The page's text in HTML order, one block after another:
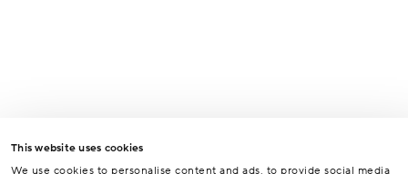
This website uses cookies
We use cookies to personalise content and ads, to provide social media